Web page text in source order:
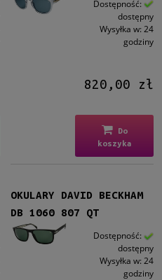
Dostępność:
dostępny
Wysyłka w: 24
godziny
820,00 zł
Do
koszyka
OKULARY DAVID BECKHAM
DB 1060 807 QT
Dostępność:
dostępny
Wysyłka w: 24
godziny